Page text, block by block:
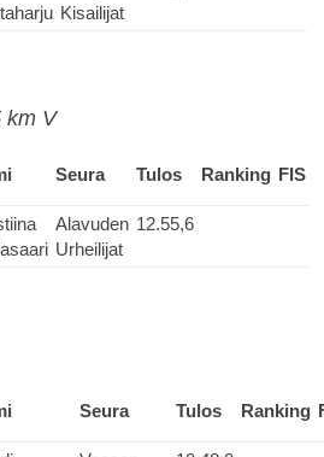
Kisailijat
km V
Seura Tulos Ranking FIS
Alavuden
Urheilijat
12.55,6
Seura Tulos Ranking